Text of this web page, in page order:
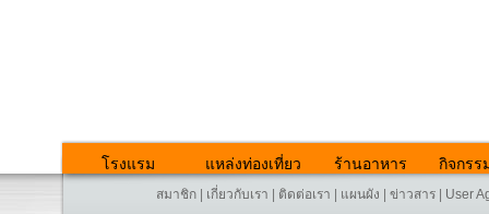
โรงแรม แหล่งท่องเที่ยว ร้านอาหาร กิจกรร
สมาชิก เกี่ยวกับเรา ติดต่อเรา แผนผัง ข่าวสาร User